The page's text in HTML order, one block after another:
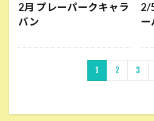
2月 プレーパークキャラ
バン
2/
ー
1 2 3